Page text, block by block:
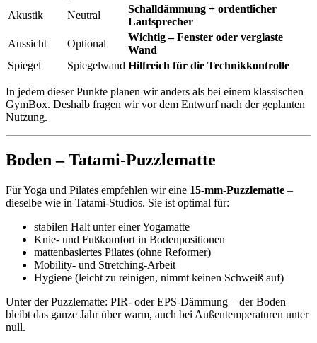
Akustik Neutral
Schalldämmung + ordentlicher
Lautsprecher
Aussicht
Optional
Wichtig – Fenster oder verglaste
Wand
Spiegel
Spiegelwand Hilfreich für die Technikkontrolle
In jedem dieser Punkte planen wir anders als bei einem klassischen
GymBox. Deshalb fragen wir vor dem Entwurf nach der geplanten
Nutzung.
Boden – Tatami-Puzzlematte
Für Yoga und Pilates empfehlen wir eine 15-mm-Puzzlematte –
dieselbe wie in Tatami-Studios. Sie ist optimal für:
stabilen Halt unter einer Yogamatte
Knie- und Fußkomfort in Bodenpositionen
mattenbasiertes Pilates (ohne Reformer)
Mobility- und Stretching-Arbeit
Hygiene (leicht zu reinigen, nimmt keinen Schweiß auf)
Unter der Puzzlematte: PIR- oder EPS-Dämmung – der Boden
bleibt das ganze Jahr über warm, auch bei Außentemperaturen unter
null.